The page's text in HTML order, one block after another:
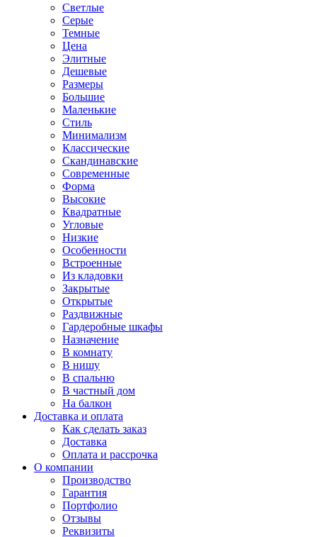
Светлые
Серые
Темные
Цена
Элитные
Дешевые
Размеры
Большие
Маленькие
Стиль
Минимализм
Классические
Скандинавские
Современные
Форма
Высокие
Квадратные
Угловые
Низкие
Особенности
Встроенные
Из кладовки
Закрытые
Открытые
Раздвижные
Гардеробные шкафы
Назначение
В комнату
В нишу
В спальню
В частный дом
На балкон
Доставка и оплата
Как сделать заказ
Доставка
Оплата и рассрочка
О компании
Производство
Гарантия
Портфолио
Отзывы
Реквизиты